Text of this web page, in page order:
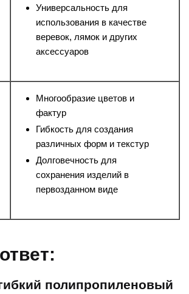
Универсальность для
использования в качестве
веревок, лямок и других
аксессуаров
Многообразие цветов и
фактур
Гибкость для создания
различных форм и текстур
Долговечность для
сохранения изделий в
первозданном виде
полипропиленовый